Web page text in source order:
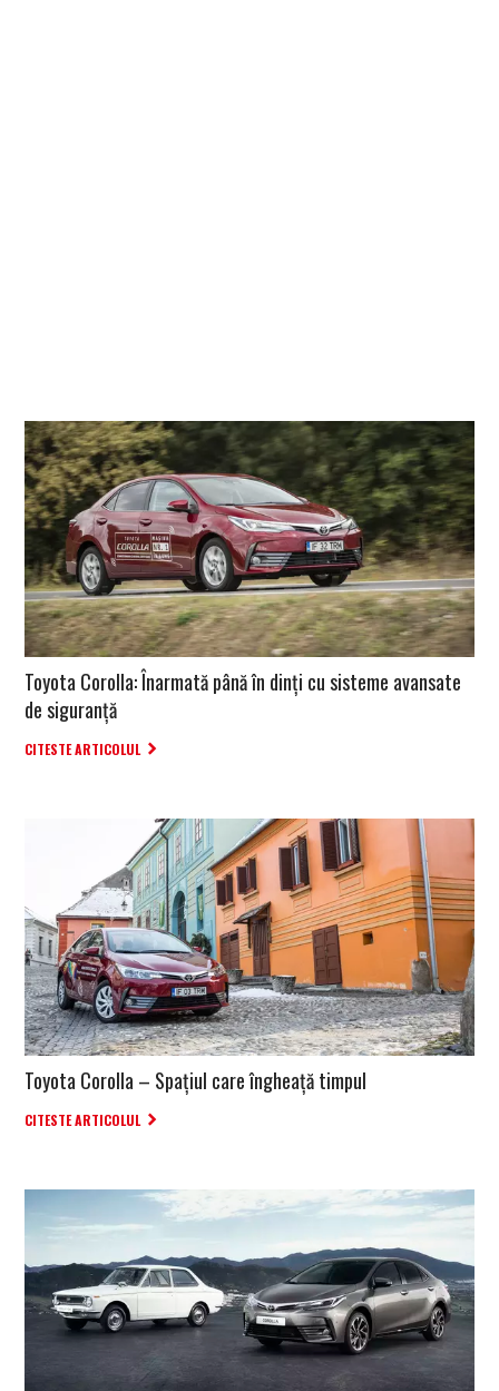
Toyota Corolla: Înarmată până în dinți cu sisteme avansate
de siguranță
CITESTE ARTICOLUL
Toyota Corolla – Spațiul care îngheață timpul
CITESTE ARTICOLUL